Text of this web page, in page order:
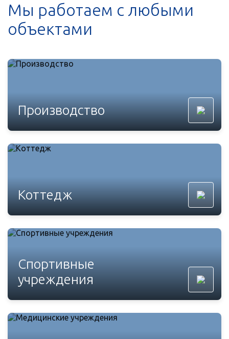
Мы работаем с любыми
объектами
Производство
Коттедж
Спортивные
учреждения